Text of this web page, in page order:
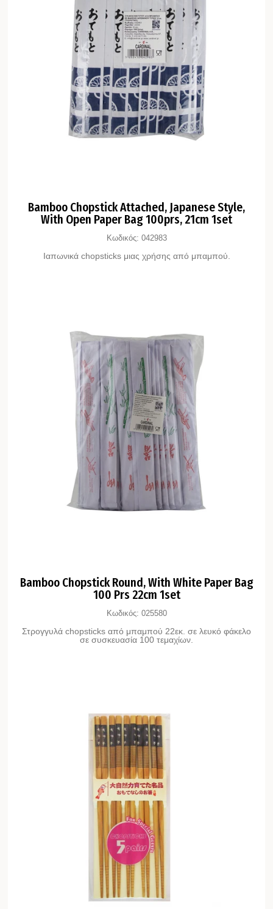
Bamboo Chopstick Attached, Japanese Style,
With Open Paper Bag 100prs, 21cm 1set
Κωδικός: 042983
Ιαπωνικά chopsticks μιας χρήσης από μπαμπού.
Bamboo Chopstick Round, With White Paper Bag
100 Prs 22cm 1set
Κωδικός: 025580
Στρογγυλά chopsticks από μπαμπού 22εκ. σε λευκό φάκελο
σε συσκευασία 100 τεμαχίων.